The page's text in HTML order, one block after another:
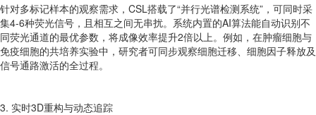
针对多标记样本的观察需求，CSL搭载了“并行光谱检测系统”，可同时采
集4-6种荧光信号，且相互之间无串扰。系统内置的AI算法能自动识别不
同荧光通道的最优参数，将成像效率提升2倍以上。例如，在肿瘤细胞与
免疫细胞的共培养实验中，研究者可同步观察细胞迁移、细胞因子释放及
信号通路激活的全过程。
3. 实时3D重构与动态追踪